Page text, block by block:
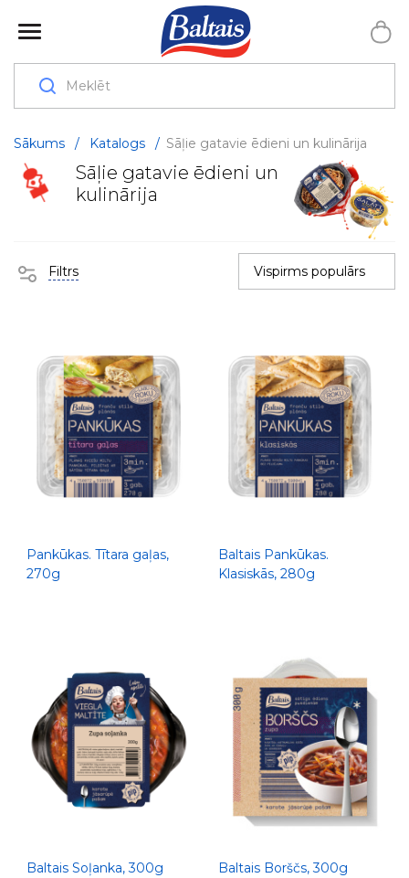
Sākums / Katalogs / Sāļie gatavie ēdieni un kulinārija
Sāļie gatavie ēdieni un
kulinārija
Filtrs
Pankūkas. Tītara gaļas,
270g
Baltais Pankūkas.
Klasiskās, 280g
Baltais Soļanka, 300g Baltais Borščs, 300g